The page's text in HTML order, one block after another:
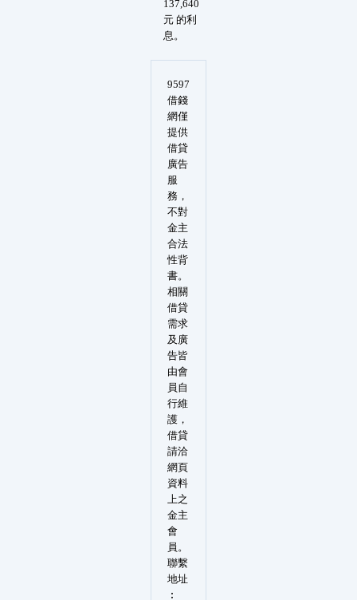
137,640
元 的利
息。
9597
借錢
網僅
提供
借貸
廣告
服
務，
不對
金主
合法
性背
書。
相關
借貸
需求
及廣
告皆
由會
員自
行維
護，
借貸
請洽
網頁
資料
上之
金主
會
員。
聯繫
地址
︰